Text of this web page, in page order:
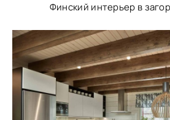
Финский интерьер в